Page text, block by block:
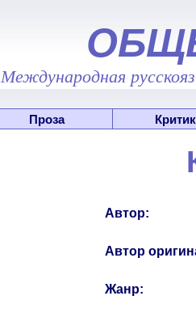
Международная
Проза
Автор:
Автор
Жанр: